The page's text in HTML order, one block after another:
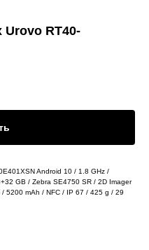
RT40-
Android 10 / 1.8 GHz /
GB / Zebra SE4750 SR / 2D Imager
5200 mAh / NFC / IP 67 / 425 g / 29